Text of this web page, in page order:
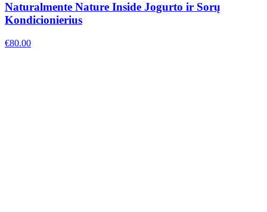
Naturalmente Nature Inside Jogurto ir Sorų
Kondicionierius
€80.00